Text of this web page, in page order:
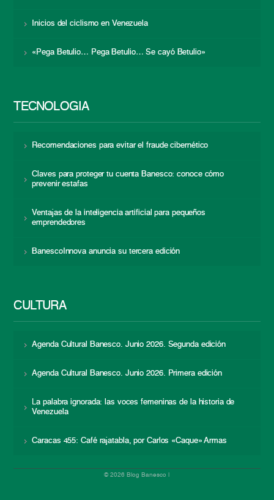
Inicios del ciclismo en Venezuela
«Pega Betulio… Pega Betulio… Se cayó Betulio»
TECNOLOGÍA
Recomendaciones para evitar el fraude cibernético
Claves para proteger tu cuenta Banesco: conoce cómo
prevenir estafas
Ventajas de la inteligencia artificial para pequeños
emprendedores
BanescoInnova anuncia su tercera edición
CULTURA
Agenda Cultural Banesco. Junio 2026. Segunda edición
Agenda Cultural Banesco. Junio 2026. Primera edición
La palabra ignorada: las voces femeninas de la historia de
Venezuela
Caracas 455: Café rajatabla, por Carlos «Caque» Armas
© 2026 Blog Banesco |